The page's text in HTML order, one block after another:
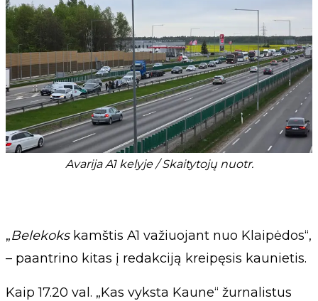
Avarija A1 kelyje / Skaitytojų nuotr.
„Belekoks kamštis A1 važiuojant nuo Klaipėdos“,
– paantrino kitas į redakciją kreipęsis kaunietis.
Kaip 17.20 val. „Kas vyksta Kaune“ žurnalistus